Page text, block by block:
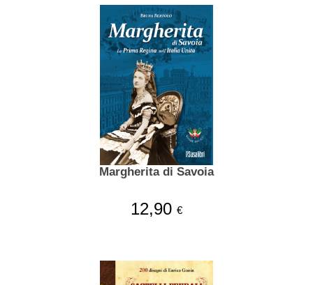
Margherita di Savoia
12,90 €